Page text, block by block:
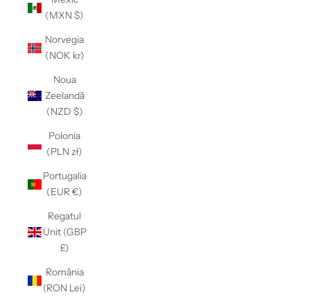
(MXN $)
Norvegia
(NOK kr)
Noua
Zeelandă
(NZD $)
Polonia
(PLN zł)
Portugalia
(EUR €)
Regatul
Unit (GBP
£)
România
(RON Lei)